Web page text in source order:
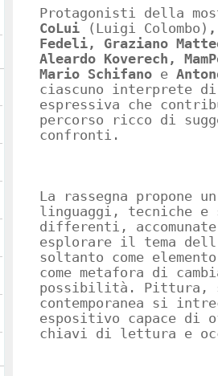
Protagonisti della
CoLui
(Luigi Colombo)
Fedeli, Graziano
Aleardo Koverech,
Mario Schifano e
ciascuno interprete
espressiva che
percorso ricco di
confronti.
La rassegna propone
linguaggi, tecniche
differenti,
esplorare il tema
soltanto come
come metafora di
possibilità. Pittura,
contemporanea si
espositivo capace
chiavi di lettura e